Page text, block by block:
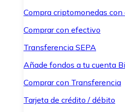
Compra criptomonedas
Comprar con efectivo
Transferencia SEPA
Añade fondos a tu cuenta
Comprar con Transferencia
Tarjeta de crédito / débito